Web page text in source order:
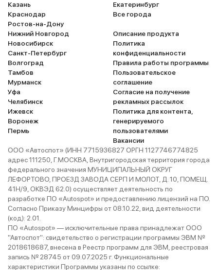
Казань
Краснодар
Ростов-на-Дону
Нижний Новгород
Новосибирск
Санкт-Петербург
Волгоград
Тамбов
Мурманск
Уфа
Челябинск
Ижевск
Воронеж
Пермь
Екатеринбург
Все города
Описание продукта
Политика
конфиденциальности
Правила работы программы
Пользовательское
соглашение
Согласие на получение
рекламных рассылок
Политика для контента,
генерируемого
пользователями
Вакансии
ООО «Автоспот» (ИНН 7715936827 ОРГН 1127746774825
адрес 111250, Г.МОСКВА, Внутригородская территория города
федерального значения МУНИЦИПАЛЬНЫЙ ОКРУГ
ЛЕФОРТОВО, ПРОЕЗД ЗАВОДА СЕРП И МОЛОТ, Д. 10, ПОМЕЩ.
41Н/9, ОКВЭД 62.0) осуществляет деятельность по
разработке ПО «Autospot» и предоставлению лицензий на ПО.
Согласно Приказу Минцифры от 08.10.22, вид деятельности
(код): 2.01.
ПО «Autospot» — исключительные права принадлежат ООО
"Автоспот": свидетельство о регистрации программы ЭВМ №
2018618687, внесена в Реестр программ для ЭВМ, реестровая
запись № 28745 от 09.07.2025 г. Функциональные
характеристики Программы указаны по ссылке: